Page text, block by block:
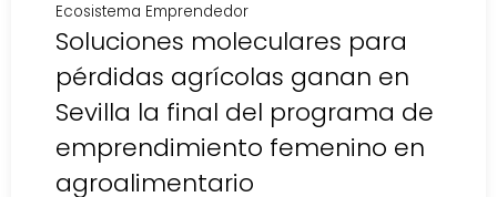
Ecosistema Emprendedor
Soluciones moleculares para
pérdidas agrícolas ganan en
Sevilla la final del programa de
emprendimiento femenino en
agroalimentario